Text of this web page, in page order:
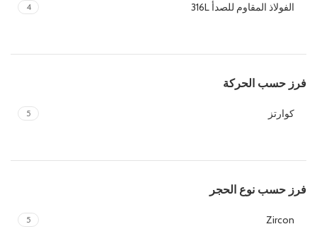
الفولاذ المقاوم للصدأ 316L 4
فرز حسب الحركة
كوارتز 5
فرز حسب نوع الحجر
Zircon
5